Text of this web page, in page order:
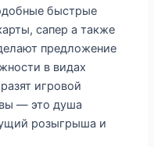
быстрые
сапер а также
предложение
в видах
игровой
— это душа
розыгрыша и